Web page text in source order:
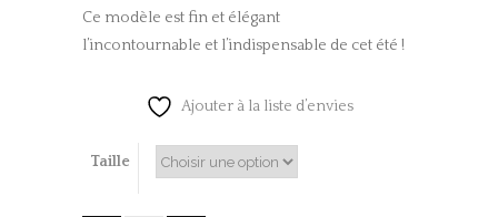
Ce modèle est fin et élégant
l’incontournable et l’indispensable de cet été !
Ajouter à la liste d’envies
Taille